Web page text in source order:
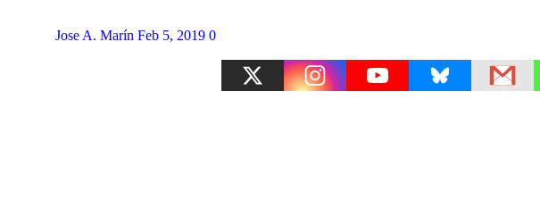
Jose A. Marín Feb 5, 2019 0